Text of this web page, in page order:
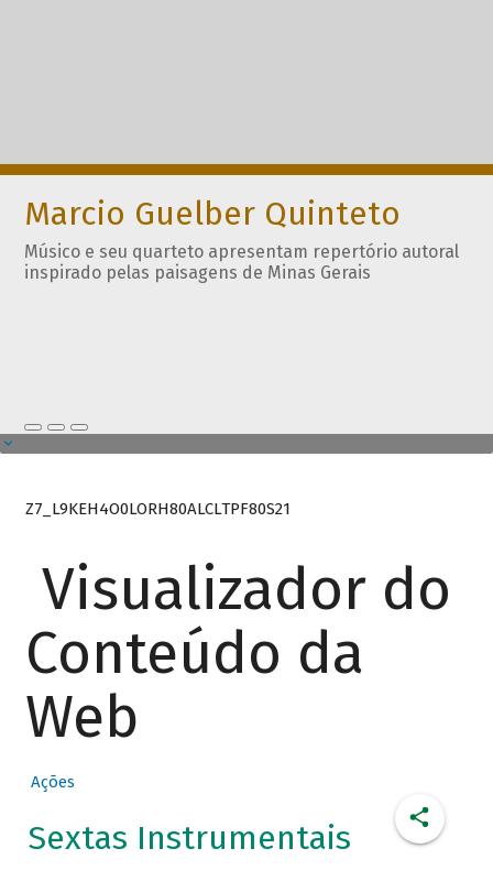
Marcio Guelber Quinteto
Músico e seu quarteto apresentam repertório autoral
inspirado pelas paisagens de Minas Gerais
Z7_L9KEH4O0LORH80ALCLTPF80S21
Visualizador do
Conteúdo da
Web
Ações
Sextas Instrumentais